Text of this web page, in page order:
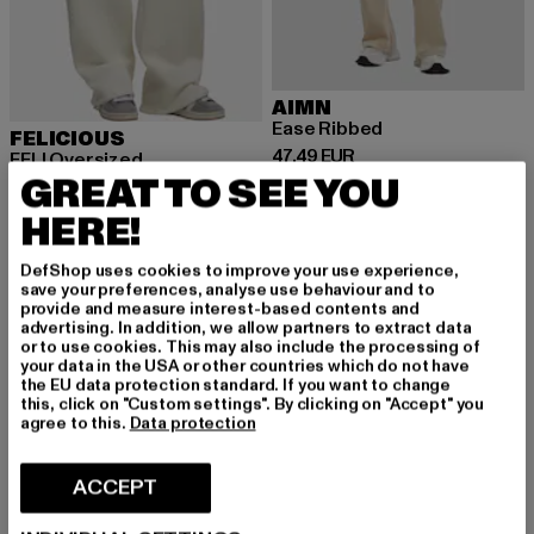
FELICIOUS
FELI Oversized
36,84 EUR
Prix courant: 36,84 EUR
54,99 EURPrix en promotion: 54,99 EUR
AIMN
Ease Ribbed
47,49 EUR
Prix courant: 47,49 EUR
-30% -58%
GREAT TO SEE YOU
HERE!
DefShop uses cookies to improve your use experience,
save your preferences, analyse use behaviour and to
provide and measure interest-based contents and
advertising. In addition, we allow partners to extract data
or to use cookies. This may also include the processing of
your data in the USA or other countries which do not have
the EU data protection standard. If you want to change
this, click on "Custom settings". By clicking on "Accept" you
agree to this. Data protection
ACCEPT